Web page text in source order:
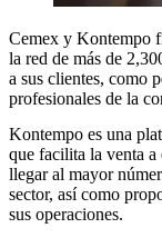
Cemex y Kontempo
la red de más de
a sus clientes, como
profesionales de la
Kontempo es una
que facilita la venta a
llegar al mayor
sector, así como
sus operaciones.